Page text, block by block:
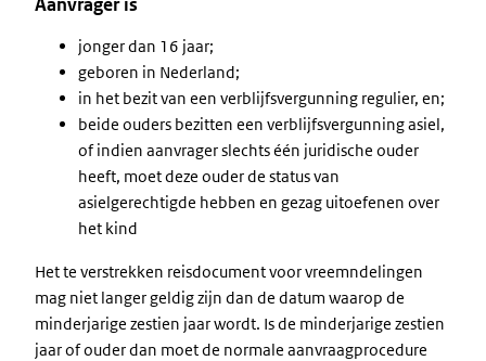
jonger dan 16 jaar;
geboren in Nederland;
in het bezit van een verblijfsvergunning regulier, en;
beide ouders bezitten een verblijfsvergunning asiel,
of indien aanvrager slechts één juridische ouder
heeft, moet deze ouder de status van
asielgerechtigde hebben en gezag uitoefenen over
het kind
Het te verstrekken reisdocument voor vreemndelingen
mag niet langer geldig zijn dan de datum waarop de
minderjarige zestien jaar wordt. Is de minderjarige zestien
jaar of ouder dan moet de normale aanvraagprocedure